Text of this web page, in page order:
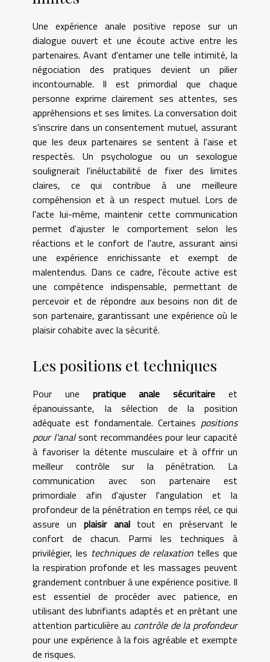
Une expérience anale positive repose sur un
dialogue ouvert et une écoute active entre les
partenaires. Avant d'entamer une telle intimité, la
négociation des pratiques devient un pilier
incontournable. Il est primordial que chaque
personne exprime clairement ses attentes, ses
appréhensions et ses limites. La conversation doit
s'inscrire dans un consentement mutuel, assurant
que les deux partenaires se sentent à l'aise et
respectés. Un psychologue ou un sexologue
soulignerait l'inéluctabilité de fixer des limites
claires, ce qui contribue à une meilleure
compéhension et à un respect mutuel. Lors de
l'acte lui-même, maintenir cette communication
permet d'ajuster le comportement selon les
réactions et le confort de l'autre, assurant ainsi
une expérience enrichissante et exempt de
malentendus. Dans ce cadre, l'écoute active est
une compétence indispensable, permettant de
percevoir et de répondre aux besoins non dit de
son partenaire, garantissant une expérience où le
plaisir cohabite avec la sécurité.
Les positions et techniques
Pour une pratique anale sécuritaire et
épanouissante, la sélection de la position
adéquate est fondamentale. Certaines positions
pour l'analsont recommandées pour leur capacité
à favoriser la détente musculaire et à offrir un
meilleur contrôle sur la pénétration. La
communication avec son partenaire est
primordiale afin d'ajuster l'angulation et la
profondeur de la pénétration en temps réel, ce qui
assure un plaisir analtout en préservant le
confort de chacun. Parmi les techniques à
privilégier, les techniques de relaxation telles que
la respiration profonde et les massages peuvent
grandement contribuer à une expérience positive. Il
est essentiel de procéder avec patience, en
utilisant des lubrifiants adaptés et en prêtant une
attention particulière au contrôle de la profondeur
pour une expérience à la fois agréable et exempte
de risques.